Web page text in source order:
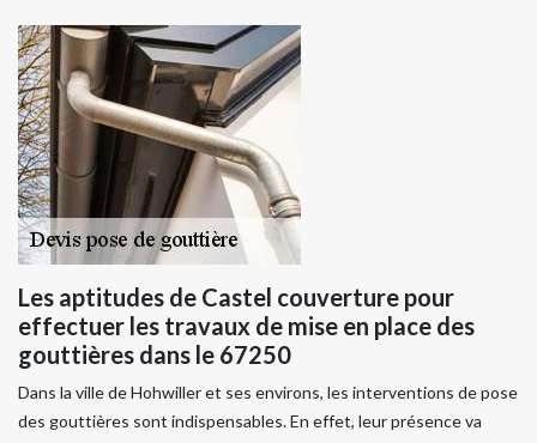
Les aptitudes de Castel couverture pour
effectuer les travaux de mise en place des
gouttières dans le 67250
Dans la ville de Hohwiller et ses environs, les interventions de pose
des gouttières sont indispensables. En effet, leur présence va